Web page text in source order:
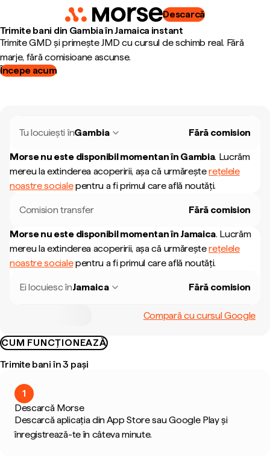
Descarcă
Trimite bani din Gambia în Jamaica instant
Trimite GMD și primește JMD cu cursul de schimb real. Fără
marje, fără comisioane ascunse.
Începe acum
Tu locuiești înGambia Fără comision
Morse nu este disponibil momentan în Gambia. Lucrăm
mereu la extinderea acoperirii, așa că urmăreșterețelele
noastre socialepentru a fi primul care află noutăți.
Comision transfer Fără comision
Morse nu este disponibil momentan în Jamaica. Lucrăm
mereu la extinderea acoperirii, așa că urmăreșterețelele
noastre socialepentru a fi primul care află noutăți.
Ei locuiesc înJamaica Fără comision
Compară cu cursul Google
CUM FUNCȚIONEAZĂ
Trimite bani în 3 pași
1
Descarcă Morse
Descarcă aplicația din App Store sau Google Play și
înregistrează-te în câteva minute.